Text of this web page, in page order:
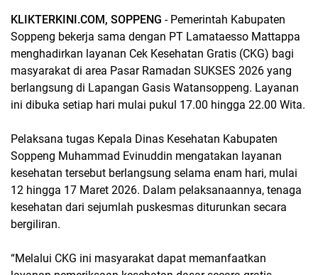
KLIKTERKINI.COM, SOPPENG - Pemerintah Kabupaten
Soppeng bekerja sama dengan PT Lamataesso Mattappa
menghadirkan layanan Cek Kesehatan Gratis (CKG) bagi
masyarakat di area Pasar Ramadan SUKSES 2026 yang
berlangsung di Lapangan Gasis Watansoppeng. Layanan
ini dibuka setiap hari mulai pukul 17.00 hingga 22.00 Wita.
Pelaksana tugas Kepala Dinas Kesehatan Kabupaten
Soppeng Muhammad Evinuddin mengatakan layanan
kesehatan tersebut berlangsung selama enam hari, mulai
12 hingga 17 Maret 2026. Dalam pelaksanaannya, tenaga
kesehatan dari sejumlah puskesmas diturunkan secara
bergiliran.
“Melalui CKG ini masyarakat dapat memanfaatkan